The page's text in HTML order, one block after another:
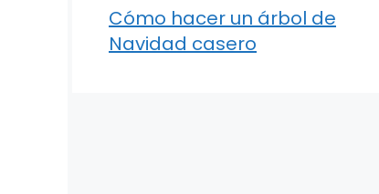
Cómo hacer un árbol de
Navidad casero